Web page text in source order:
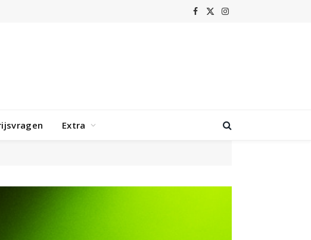
Facebook
X
Instagram
Extra